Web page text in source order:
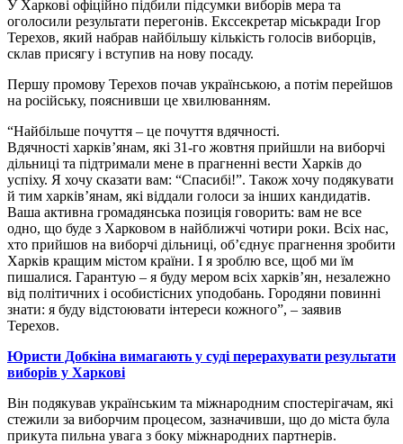
У Харкові офіційно підбили підсумки виборів мера та
оголосили результати перегонів. Екссекретар міськради Ігор
Терехов, який набрав найбільшу кількість голосів виборців,
склав присягу і вступив на нову посаду.
Першу промову Терехов почав українською, а потім перейшов
на російську, пояснивши це хвилюванням.
“Найбільше почуття – це почуття вдячності.
Вдячності харків’янам, які 31-го жовтня прийшли на виборчі
дільниці та підтримали мене в прагненні вести Харків до
успіху. Я хочу сказати вам: “Спасибі!”. Також хочу подякувати
й тим харків’янам, які віддали голоси за інших кандидатів.
Ваша активна громадянська позиція говорить: вам не все
одно, що буде з Харковом в найближчі чотири роки. Всіх нас,
хто прийшов на виборчі дільниці, об’єднує прагнення зробити
Харків кращим містом країни. І я зроблю все, щоб ми їм
пишалися. Гарантую – я буду мером всіх харків’ян, незалежно
від політичних і особистісних уподобань. Городяни повинні
знати: я буду відстоювати інтереси кожного”, – заявив
Терехов.
Юристи Добкіна вимагають у суді перерахувати результати
виборів у Харкові
Він подякував українським та міжнародним спостерігачам, які
стежили за виборчим процесом, зазначивши, що до міста була
прикута пильна увага з боку міжнародних партнерів.